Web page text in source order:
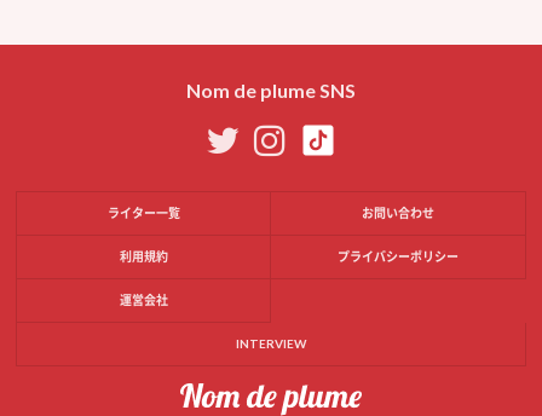
Nom de plume SNS
ライター一覧 お問い合わせ
利用規約 プライバシーポリシー
運営会社
INTERVIEW